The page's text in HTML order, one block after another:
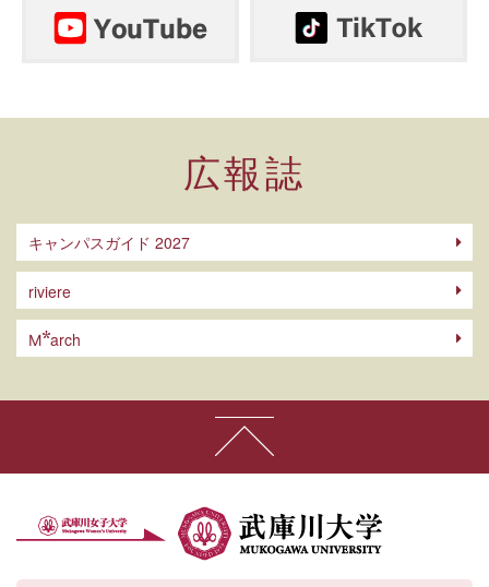
広報誌
キャンパスガイド 2027
riviere
M arch